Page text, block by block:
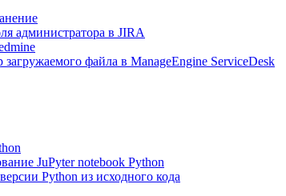
администратора в JIRA
загружаемого файла в ManageEngine ServiceDesk
JuPyter notebook Python
Python из исходного кода